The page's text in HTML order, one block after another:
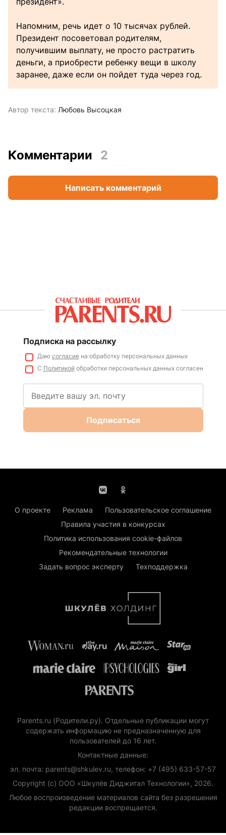
Напомним, речь идет о 10 тысячах рублей.
Президент посоветовал родителям,
получившим выплату, не просто растратить
деньги, а приобрести ребенку вещи в школу
заранее, даже если он пойдет туда через год.
Автор текста: Любовь Высоцкая
Комментарии 2
Написать комментарий
Подписка на рассылку
Даю согласиена обработку персональных данных
С Политикойобработки персональных данных согласен
Подписаться
О проекте Реклама
Пользовательское соглашение
Правила участия в конкурсах
Политика использования cookie-файлов
Рекомендательные технологии
Задать вопрос эксперту
Техподдержка
Parents.ru (Родители.ру). Отдельные публикации могут
содержать информацию не предназначенную для
пользователей до 16 лет.
Контактные данные:
эл. почта: parents@shkulev.ru, телефон: +7 (495) 633-57-57
Copyright (с) ООО «Шкулёв Диджитал Технологии», 2026.
Любое воспроизведение материалов сайта без разрешения
редакции воспрещается.